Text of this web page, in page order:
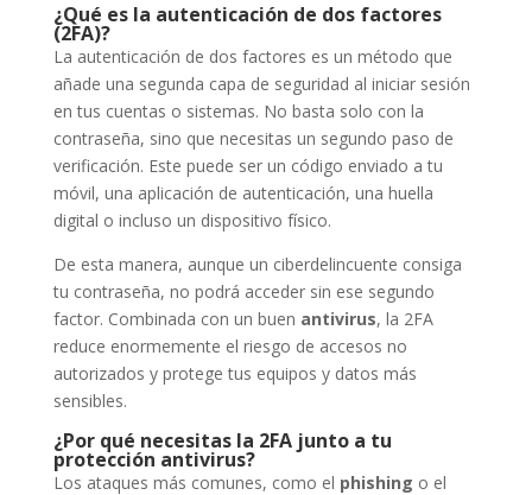
¿Qué es la autenticación de dos factores
(2FA)?
La autenticación de dos factores es un método que
añade una segunda capa de seguridad al iniciar sesión
en tus cuentas o sistemas. No basta solo con la
contraseña, sino que necesitas un segundo paso de
verificación. Este puede ser un código enviado a tu
móvil, una aplicación de autenticación, una huella
digital o incluso un dispositivo físico.
De esta manera, aunque un ciberdelincuente consiga
tu contraseña, no podrá acceder sin ese segundo
factor. Combinada con un buen antivirus, la 2FA
reduce enormemente el riesgo de accesos no
autorizados y protege tus equipos y datos más
sensibles.
¿Por qué necesitas la 2FA junto a tu
protección antivirus?
Los ataques más comunes, como el phishing o el